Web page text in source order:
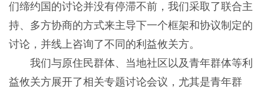
们缔约国的讨论并没有停滞不前，我们采取了联合主
持、多方协商的方式来主导下一个框架和协议制定的
讨论，并线上咨询了不同的利益攸关方。
我们与原住民群体、当地社区以及青年群体等利
益攸关方展开了相关专题讨论会议，尤其是青年群